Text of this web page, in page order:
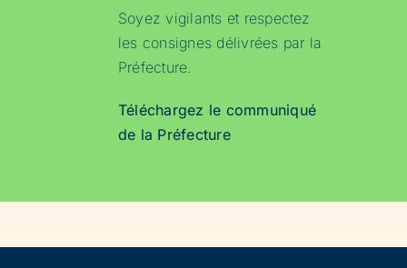
Soyez vigilants et respectez
les consignes délivrées par la
Préfecture.
Téléchargez le communiqué
de la Préfecture